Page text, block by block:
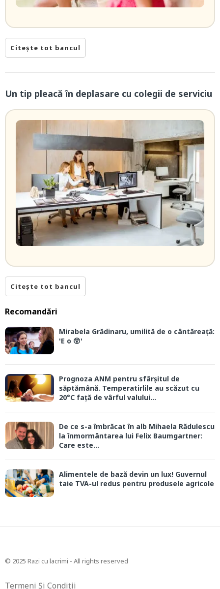
Citește tot bancul
Un tip pleacă în deplasare cu colegii de serviciu
Citește tot bancul
Recomandări
Mirabela Grădinaru, umilită de o cântăreață:
'E o 😲'
Prognoza ANM pentru sfârșitul de
săptămână. Temperatirlile au scăzut cu
20°C față de vârful valului...
De ce s-a îmbrăcat în alb Mihaela Rădulescu
la înmormântarea lui Felix Baumgartner:
Care este...
Alimentele de bază devin un lux! Guvernul
taie TVA-ul redus pentru produsele agricole
© 2025 Razi cu lacrimi - All rights reserved
Termeni Și Condiții